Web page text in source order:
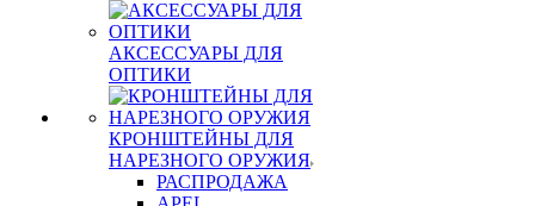
АКСЕССУАРЫ ДЛЯ
ОПТИКИ
КРОНШТЕЙНЫ ДЛЯ
НАРЕЗНОГО ОРУЖИЯ
РАСПРОДАЖА